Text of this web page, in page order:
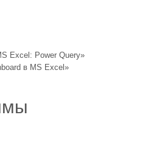
Excel: Power Query»
в MS Excel»